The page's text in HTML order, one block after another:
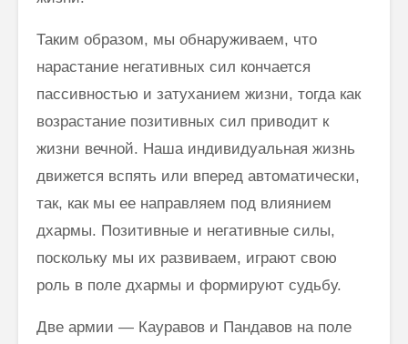
Таким образом, мы обнаруживаем, что
нарастание негативных сил кончается
пассивностью и затуханием жизни, тогда как
возрастание по­зитивных сил приводит к
жизни вечной. Наша индивидуальная жизнь
движется вспять или вперед автоматически,
так, как мы ее направляем под влиянием
дхармы. Позитивные и негативные силы,
поскольку мы их развиваем, играют свою
роль в поле дхармы и формируют судьбу.
Две армии — Кауравов и Пандавов на поле